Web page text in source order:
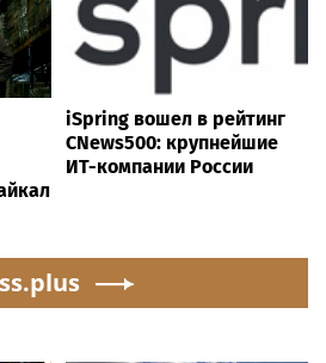
iSpring вошел в рейтинг
CNews500: крупнейшие
ИТ-компании России